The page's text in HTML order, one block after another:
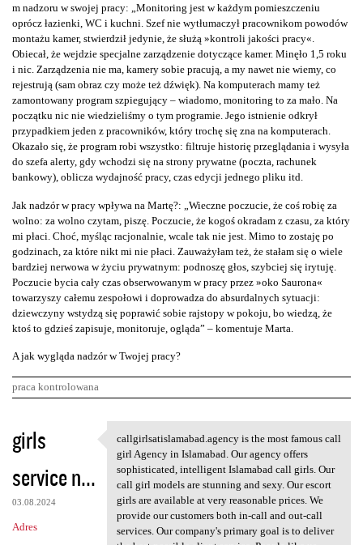
m nadzoru w swojej pracy: „Monitoring jest w każdym pomieszczeniu
oprócz łazienki, WC i kuchni. Szef nie wytłumaczył pracownikom powodów
montażu kamer, stwierdził jedynie, że służą »kontroli jakości pracy«.
Obiecał, że wejdzie specjalne zarządzenie dotyczące kamer. Minęło 1,5 roku
i nic. Zarządzenia nie ma, kamery sobie pracują, a my nawet nie wiemy, co
rejestrują (sam obraz czy może też dźwięk). Na komputerach mamy też
zamontowany program szpiegujący – wiadomo, monitoring to za mało. Na
początku nic nie wiedzieliśmy o tym programie. Jego istnienie odkrył
przypadkiem jeden z pracowników, który trochę się zna na komputerach.
Okazało się, że program robi wszystko: filtruje historię przeglądania i wysyła
do szefa alerty, gdy wchodzi się na strony prywatne (poczta, rachunek
bankowy), oblicza wydajność pracy, czas edycji jednego pliku itd.
Jak nadzór w pracy wpływa na Martę?: „Wieczne poczucie, że coś robię za
wolno: za wolno czytam, piszę. Poczucie, że kogoś okradam z czasu, za który
mi płaci. Choć, myśląc racjonalnie, wcale tak nie jest. Mimo to zostaję po
godzinach, za które nikt mi nie płaci. Zauważyłam też, że stałam się o wiele
bardziej nerwowa w życiu prywatnym: podnoszę głos, szybciej się irytuję.
Poczucie bycia cały czas obserwowanym w pracy przez »oko Saurona«
towarzyszy całemu zespołowi i doprowadza do absurdalnych sytuacji:
dziewczyny wstydzą się poprawić sobie rajstopy w pokoju, bo wiedzą, że
ktoś to gdzieś zapisuje, monitoruje, ogląda” – komentuje Marta.
A jak wygląda nadzór w Twojej pracy?
praca kontrolowana
K
o
m
e
n
girls
service n...
03.08.2024
Adres
callgirlsatislamabad.agency
callgirlsatislamabad.agency is the most famous call
girl Agency in Islamabad. Our agency offers
sophisticated, intelligent Islamabad call girls. Our
call girl models are stunning and sexy. Our escort
girls are available at very reasonable prices. We
provide our customers both in-call and out-call
services. Our company's primary goal is to deliver